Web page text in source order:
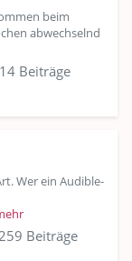
beim
abwechselnd
Beiträge
Wer ein Audible-
Beiträge